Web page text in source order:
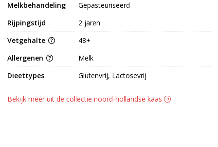
Melkbehandeling
Gepasteuriseerd
Rijpingstijd
2 jaren
Vetgehalte
48+
Allergenen
Melk
Dieettypes
Glutenvrij, Lactosevrij
Bekijk meer uit de collectie noord-hollandse kaas